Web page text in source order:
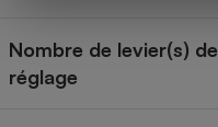
Nombre de levier(s) de
réglage